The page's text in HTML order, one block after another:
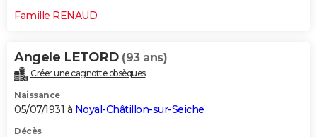
Famille RENAUD
Angele LETORD (93 ans)
Créer une cagnotte obsèques
Naissance
05/07/1931 à Noyal-Châtillon-sur-Seiche
Décès